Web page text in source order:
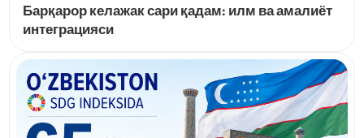
Барқарор келажак сари қадам: илм ва амалиёт
интеграцияси